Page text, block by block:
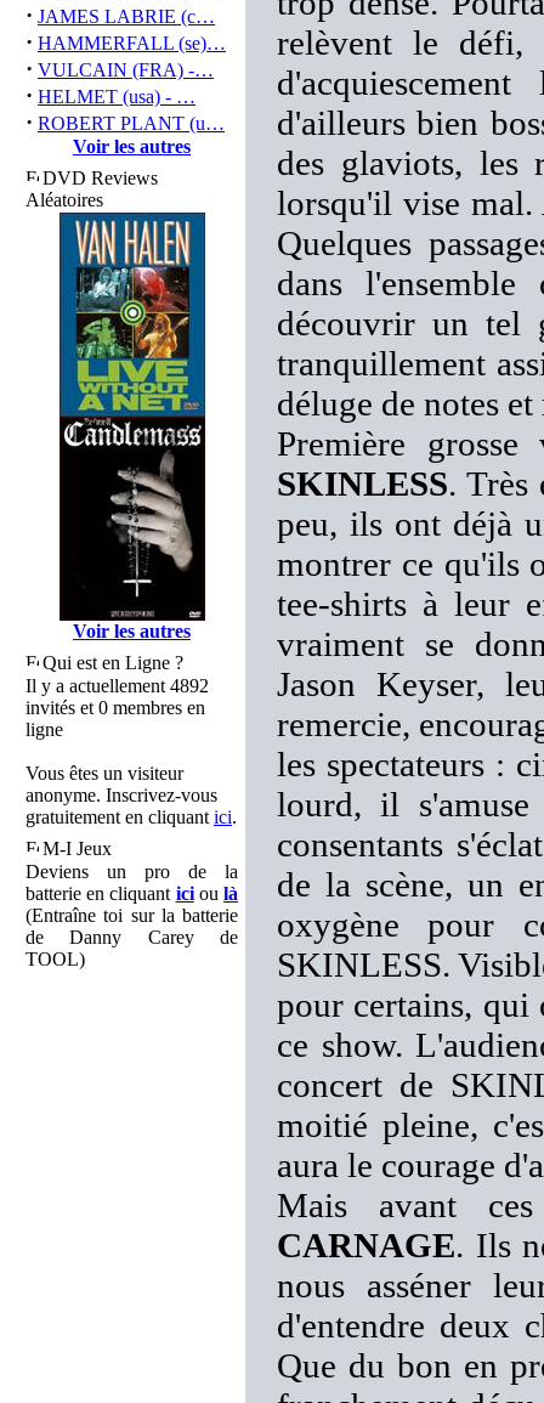
· JAMES LABRIE (c…
· HAMMERFALL (se)…
· VULCAIN (FRA) -…
· HELMET (usa) - …
· ROBERT PLANT (u…
Voir les autres
DVD Reviews
Aléatoires
Voir les autres
Qui est en Ligne ?
Il y a actuellement 4892
invités et 0 membres en
ligne
Vous êtes un visiteur
anonyme. Inscrivez-vous
gratuitement en cliquant ici.
M-I Jeux
Deviens un pro de la
batterie en cliquant icioulà
(Entraîne toi sur la batterie
de Danny Carey de
TOOL)
relèvent le défi,
d'ailleurs bien
des glaviots, les
lorsqu'il vise mal.
Quelques
dans
découvrir un tel
tranquillement
déluge de notes
Première
SKINLESS.
peu, ils ont déjà
montrer ce qu'ils
tee-shirts à leur
vraiment se
Jason Keyser,
remercie,
les spectateurs :
lourd, il s'amuse
consentants
de la scène, un
oxygène pour
SKINLESS.
pour certains, qui
ce show.
concert de
moitié pleine,
aura le courage
Mais avant
CARNAGE. Ils
nous asséner
d'entendre deux
Que du bon en